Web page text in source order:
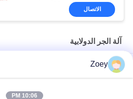
الاتصال
آلة الجر الدولابية
المغناطيس الدائم متزامن المصعد آلة الجر 1600kg قطع غيار السيارات
Zoey
10:06 PM